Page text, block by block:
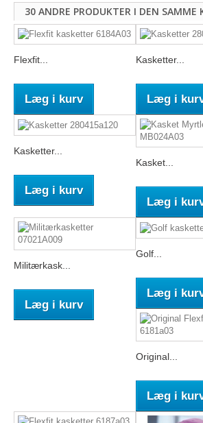
30 ANDRE PRODUKTER I DEN SAMME
Flexfit...
Læg i kurv
Kasketter...
Læg i
Kasketter...
Læg i kurv
Kasket...
Læg i
Militærkask...
Læg i kurv
Golf...
Læg i
Original...
Læg i